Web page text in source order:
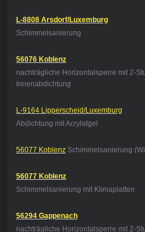
L-8808 Arsdorf/Luxemburg
Schimmelsanierung
56076 Koblenz
nachträgliche Horizontalsperre mit 2-
Innenabdichtung
L-9164 Lipperscheid/Luxemburg
Abdichtung mit Acrylatgel
56077 KoblenzSchimmelsanierung
56077 Koblenz
Schimmelsanierung mit Klimaplatten
56294 Gappenach
nachträgliche Horizontalsperre mit 2-